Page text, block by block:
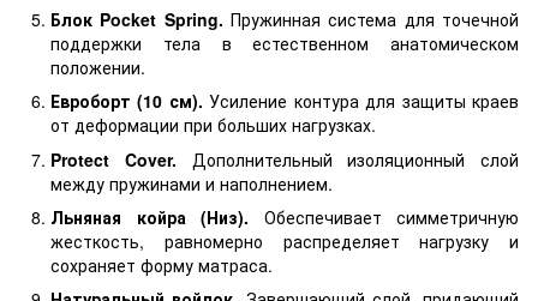
Блок Pocket Spring. Пружинная система для точечной
поддержки тела в естественном анатомическом
положении.
Евроборт (10 см). Усиление контура для защиты краев
от деформации при больших нагрузках.
Protect Cover. Дополнительный изоляционный слой
между пружинами и наполнением.
Льняная койра (Низ). Обеспечивает симметричную
жесткость, равномерно распределяет нагрузку и
сохраняет форму матраса.